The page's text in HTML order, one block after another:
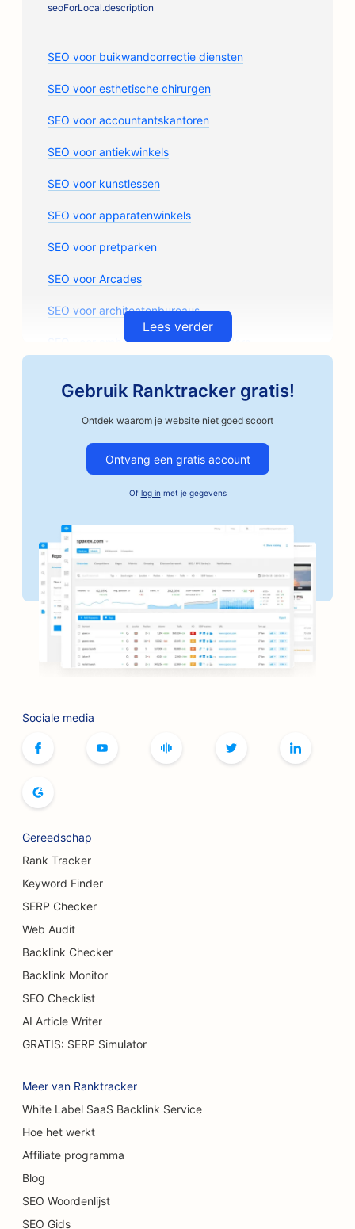
seoForLocal.description
SEO voor buikwandcorrectie diensten
SEO voor esthetische chirurgen
SEO voor accountantskantoren
SEO voor antiekwinkels
SEO voor kunstlessen
SEO voor apparatenwinkels
SEO voor pretparken
SEO voor Arcades
SEO voor architectenbureaus
SEO voor ambachtelijke koffiebranders
SEO voor autobedrijven
SEO voor borgtochtdiensten
SEO voor banken
SEO voor bakkerijen
SEO voor kapperszaken
SEO voor BBQ-restaurants
SEO voor boetieks
SEO voor bowlingbanen
SEO voor bordspelcafés
SEO voor borstvergrotingsdiensten
SEO voor buffetrestaurants
SEO voor brandwondenchirurgen
SEO voor cafés
SEO voor casual restaurants
SEO voor wasstraten
SEO voor autodealers
SEO voor schoonmaakdiensten
SEO voor chiropractors
Lees verder
Gebruik Ranktracker gratis!
Ontdek waarom je website niet goed scoort
Ontvang een gratis account
Of log in met je gegevens
Sociale media
Gereedschap
Rank Tracker
Keyword Finder
SERP Checker
Web Audit
Backlink Checker
Backlink Monitor
SEO Checklist
AI Article Writer
GRATIS: SERP Simulator
Meer van Ranktracker
White Label SaaS Backlink Service
Hoe het werkt
Affiliate programma
Blog
SEO Woordenlijst
SEO Gids